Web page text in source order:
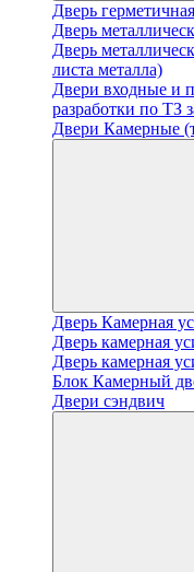
Дверь
Дверь
Дверь
листа металла)
Двери входные и
разработки по ТЗ
Двери Камерные
Дверь Камерная
Дверь камерная
Дверь камерная
Блок Камерный
Двери сэндвич